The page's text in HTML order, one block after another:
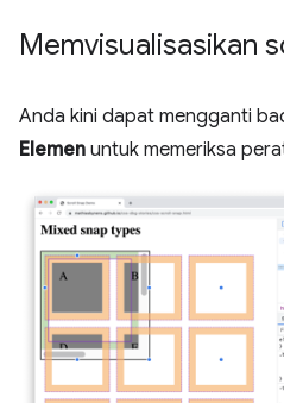
Memvisualisasikan
Anda kini dapat mengganti
Elemen untuk memeriksa